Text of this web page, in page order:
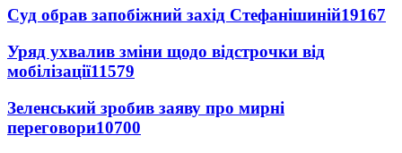
Суд обрав запобіжний захід Стефанішиній19167
Уряд ухвалив зміни щодо відстрочки від
мобілізації11579
Зеленський зробив заяву про мирні
переговори10700